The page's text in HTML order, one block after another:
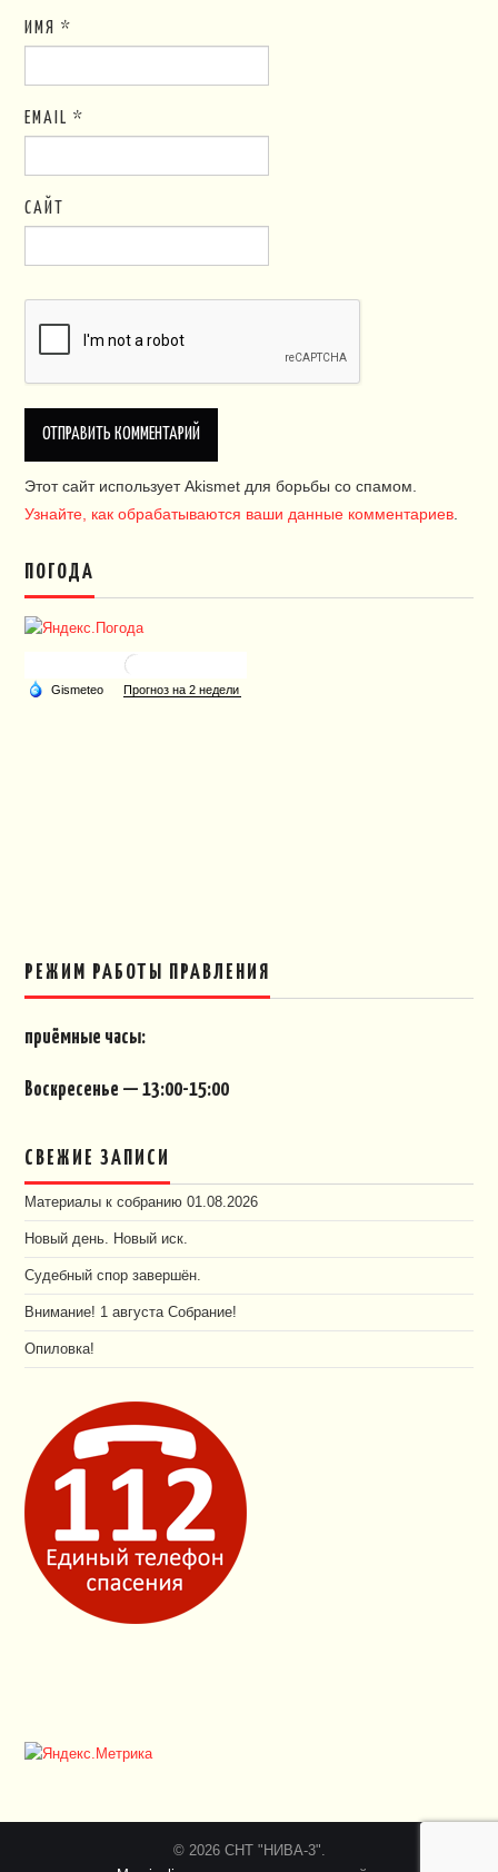
ИМЯ*
EMAIL*
САЙТ
Этот сайт использует Akismet для борьбы со спамом.
Узнайте, как обрабатываются ваши данные комментариев.
ПОГОДА
РЕЖИМ РАБОТЫ ПРАВЛЕНИЯ
приёмные часы:
Воскресенье — 13:00-15:00
СВЕЖИЕ ЗАПИСИ
Материалы к собранию 01.08.2026
Новый день. Новый иск.
Судебный спор завершён.
Внимание! 1 августа Собрание!
Опиловка!
© 2026 СНТ "НИВА-3".